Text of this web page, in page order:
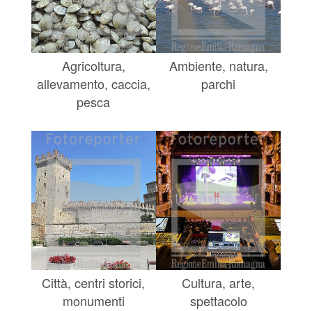
Agricoltura,
allevamento, caccia,
pesca
Ambiente, natura,
parchi
Città, centri storici,
monumenti
Cultura, arte,
spettacolo